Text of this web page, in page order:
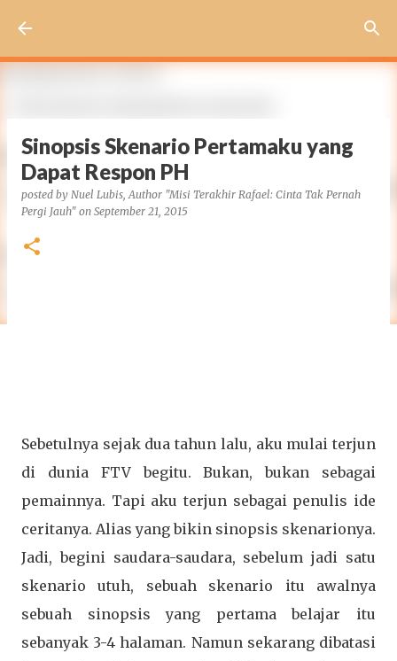
Sinopsis Skenario Pertamaku yang
Dapat Respon PH
posted by Nuel Lubis, Author "Misi Terakhir Rafael: Cinta Tak Pernah
Pergi Jauh" on September 21, 2015
Sebetulnya sejak dua tahun lalu, aku mulai terjun
di dunia FTV begitu. Bukan, bukan sebagai
pemainnya. Tapi aku terjun sebagai penulis ide
ceritanya. Alias yang bikin sinopsis skenarionya.
Jadi, begini saudara-saudara, sebelum jadi satu
skenario utuh, sebuah skenario itu awalnya
sebuah sinopsis yang pertama belajar itu
sebanyak 3-4 halaman. Namun sekarang dibatasi